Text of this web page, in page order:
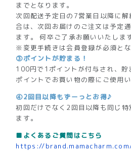
までとなります。
次回配送予定日の7営業日以降に
合は、次回お届けのご注文は予定
ます。 何卒ご了承お願いいたします
※変更手続きは会員登録が必須とな
③ポイントが貯まる！
100円で1ポイントが付与され、貯
ポイントでお買い物の際にご使用い
④2回目以降もずーっとお得♪
初回だけでなく2回目以降も同じ
ます。
■よくあるご質問はこちら
https://